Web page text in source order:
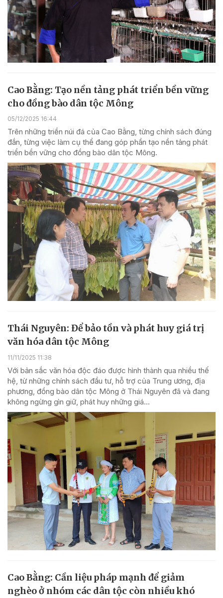
Cao Bằng: Tạo nền tảng phát triển bền vững
cho đồng bào dân tộc Mông
05/12/2025 16:44
Trên những triền núi đá của Cao Bằng, từng chính sách đúng
đắn, từng việc làm cụ thể đang góp phần tạo nền tảng phát
triển bền vững cho đồng bào dân tộc Mông.
Thái Nguyên: Để bảo tồn và phát huy giá trị
văn hóa dân tộc Mông
11/11/2025 11:38
Với bản sắc văn hóa độc đáo được hình thành qua nhiều thế
hệ, từ những chính sách đầu tư, hỗ trợ của Trung ương, địa
phương, đồng bào dân tộc Mông ở Thái Nguyên đã và đang
không ngừng gìn giữ, phát huy những giá...
Cao Bằng: Cần liệu pháp mạnh để giảm
nghèo ở nhóm các dân tộc còn nhiều khó